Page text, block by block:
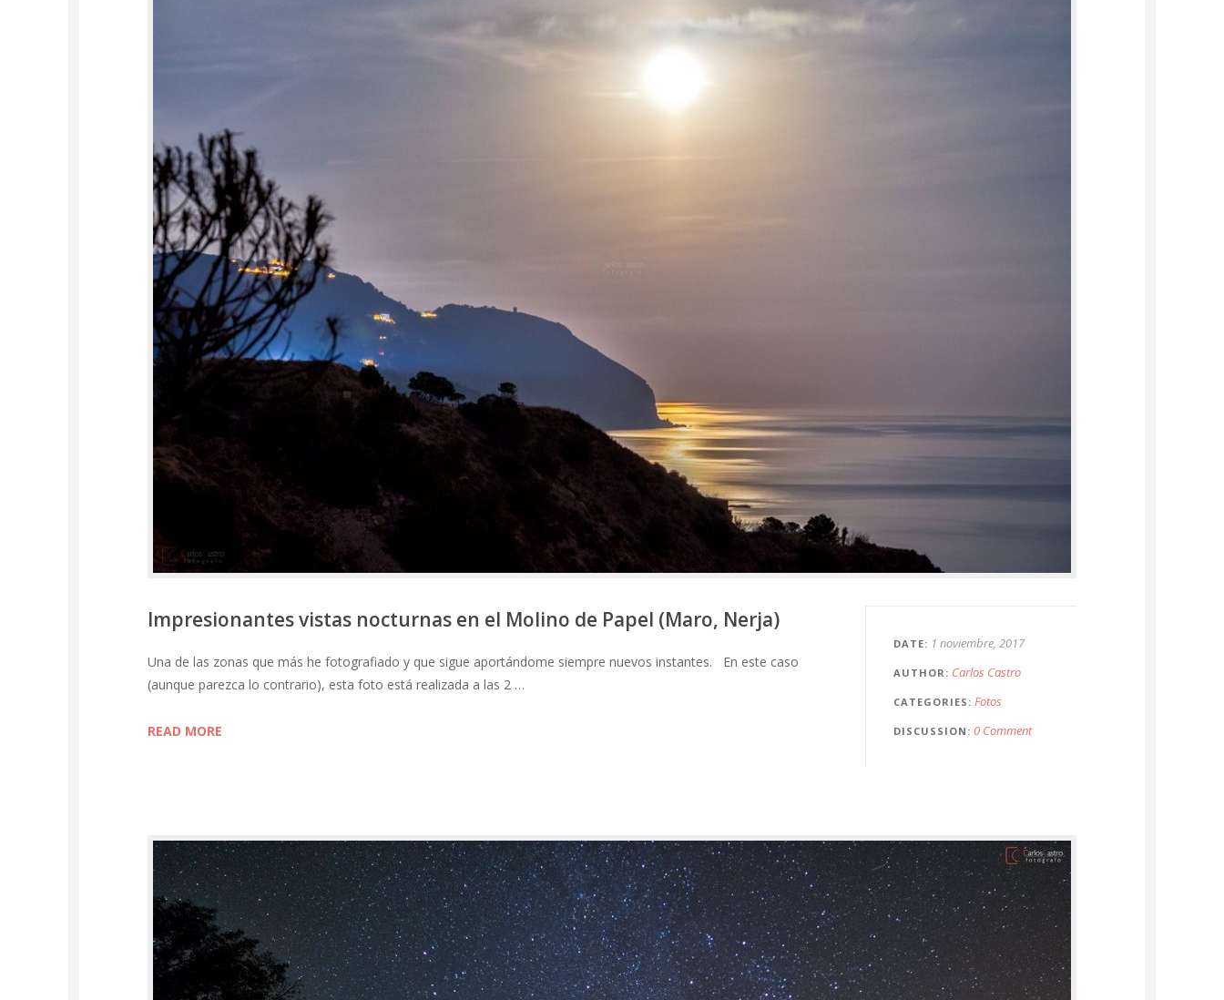
DATE 1 noviembre, 2017
AUTHOR Carlos Castro
CATEGORIES Fotos
DISCUSSION 0 Comment
Impresionantes vistas nocturnas en el Molino de Papel (Maro, Nerja)
Una de las zonas que más he fotografiado y que sigue aportándome siempre nuevos instantes. En este caso
(aunque parezca lo contrario), esta foto está realizada a las 2 …
READ MORE